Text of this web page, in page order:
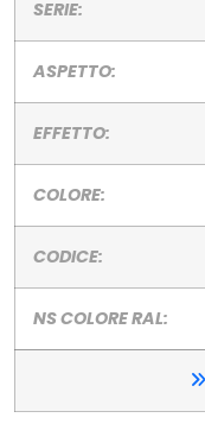
SERIE:
ASPETTO:
EFFETTO:
COLORE:
CODICE:
NS COLORE RAL: